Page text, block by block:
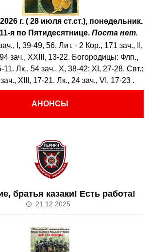
г. ( 28 июля ст.ст.), понедельник.
я по Пятидесятнице. Поста нет.
I, 39-49, 56. Лит. - 2 Кор., 171 зач., II,
зач., XXIII, 13-22. Богородицы: Флп.,
11. Лк., 54 зач., X, 38-42; XI, 27-28. Свт.:
XIII, 17-21. Лк., 24 зач., VI, 17-23 .
АНОНСЫ
братья казаки! Есть работа!
21.12.2025